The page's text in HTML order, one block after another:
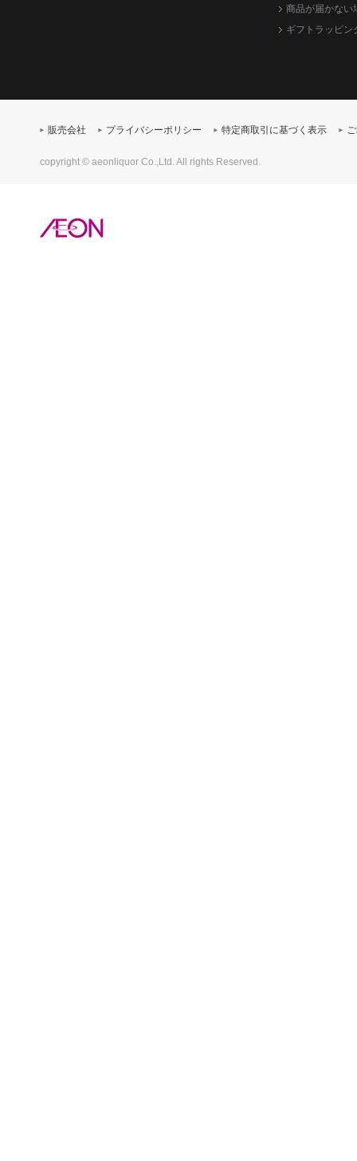
商品が届かない
ギフトラッピン
販売会社 プライバシーポリシー 特定商取引に基づく表示
copyright © aeonliquor Co.,Ltd. All rights Reserved.